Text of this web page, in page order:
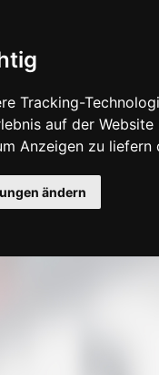
Tracking-
auf der
Anzeigen zu
ändern
Reifensuche